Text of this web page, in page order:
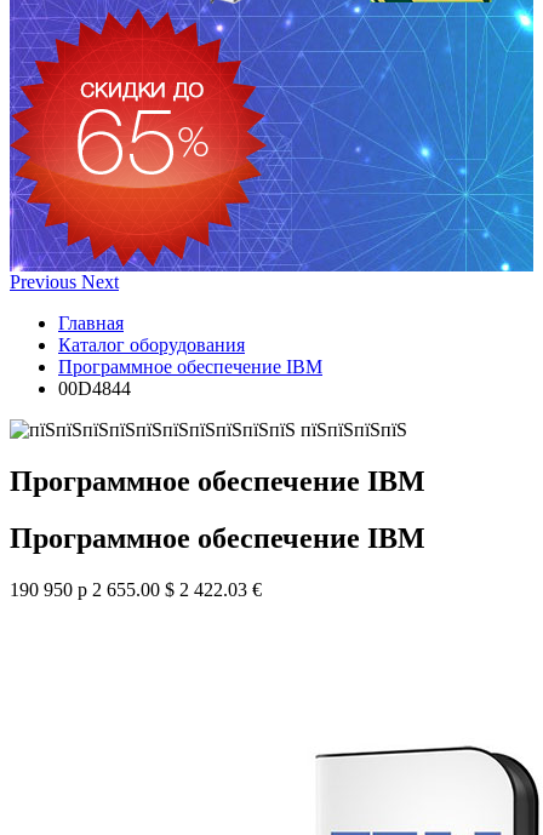
Previous Next
Главная
Каталог оборудования
Программное обеспечение IBM
00D4844
Программное обеспечение IBM
Программное обеспечение IBM
190 950 р 2 655.00 $ 2 422.03 €